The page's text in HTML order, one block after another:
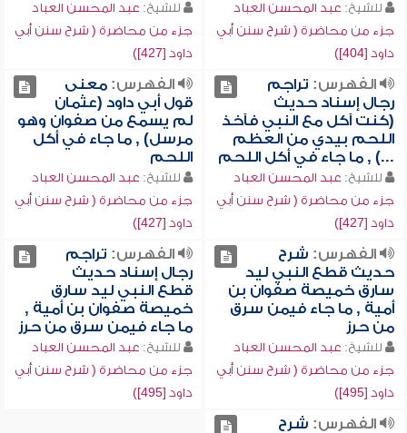
للشيخ: عبد المحسن العباد
جزء من محاضرة ( شرح سنن أبي
داود [404])
للشيخ: عبد المحسن العباد
جزء من محاضرة ( شرح سنن أبي
داود [427])
الفهرس: تراجم
رجال إسناد حديث
(كنت آكل مع النبي فآخذ
اللحم بيدي من العظم
...) , ما جاء في أكل اللحم
للشيخ: عبد المحسن العباد
جزء من محاضرة ( شرح سنن أبي
داود [427])
الفهرس:معنى
قول أبي داود (عثمان
لم يسمع من صفوان وهو
مرسل) , ما جاء في أكل
اللحم
للشيخ: عبد المحسن العباد
جزء من محاضرة ( شرح سنن أبي
داود [427])
الفهرس: شرح
حديث قطع النبي ليد
سارق خميصة صفوان بن
أمية , ما جاء فيمن سرق
من حرز
للشيخ: عبد المحسن العباد
جزء من محاضرة ( شرح سنن أبي
داود [495])
الفهرس: تراجم
رجال إسناد حديث
قطع النبي ليد سارق
خميصة صفوان بن أمية ,
ما جاء فيمن سرق من حرز
للشيخ: عبد المحسن العباد
جزء من محاضرة ( شرح سنن أبي
داود [495])
الفهرس: شرح